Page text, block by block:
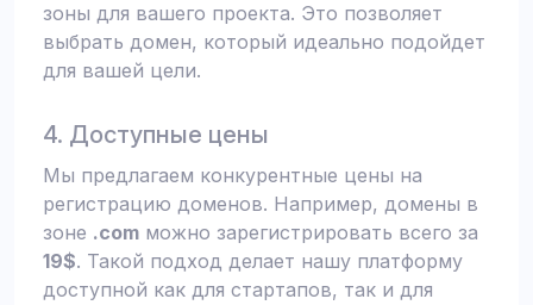
зоны для вашего проекта. Это позволяет
выбрать домен, который идеально подойдет
для вашей цели.
4. Доступные цены
Мы предлагаем конкурентные цены на
регистрацию доменов. Например, домены в
зоне .com можно зарегистрировать всего за
19$. Такой подход делает нашу платформу
доступной как для стартапов, так и для